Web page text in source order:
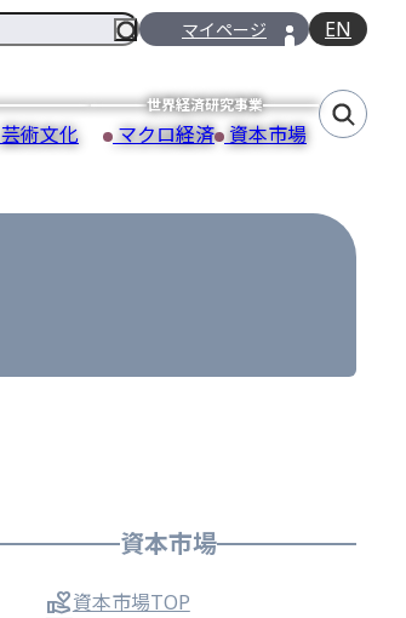
マイページ EN
芸術文化
世界経済研究事業
マクロ経済 資本市場
資本市場
資本市場TOP